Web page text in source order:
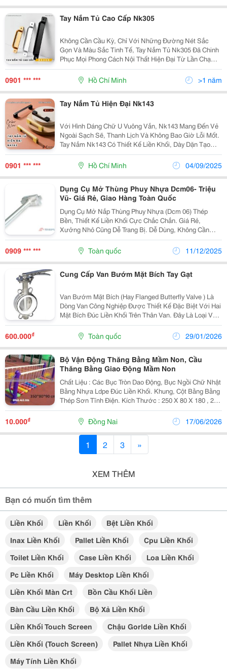
Tay Nắm Tủ Cao Cấp Nk305
Không Cần Cầu Kỳ, Chỉ Với Những Đường Nét Sắc
Gọn Và Màu Sắc Tinh Tế, Tay Nắm Tủ Nk305 Đã Chinh
Phục Mọi Phong Cách Nội Thất Hiện Đại Từ Lần Chạm
Đầu Tiên. Thiết Kế Dạng Thanh Liền Khối Với Các Góc
Bo Mềm Mại, Mang Đến Cảm Giác Cầm Nắm Chắc
0901 *** *** Hồ Chí Minh >1 năm
Tay Nắm Tủ Hiện Đại Nk143
Với Hình Dáng Chữ U Vuông Vắn, Nk143 Mang Đến Vẻ
Ngoài Sạch Sẽ, Thanh Lịch Và Không Bao Giờ Lỗi Mốt.
Tay Nắm Nk143 Có Thiết Kế Liền Khối, Dày Dặn Tạo
Cảm Giác Vững Chãi Và Độ Bền Cao Khi Sử Dụng Lâu
Dài. Đây Là Sự Lựa Chọn Hoàn Hảo Cho Nh
0901 *** *** Hồ Chí Minh 04/09/2025
Dụng Cụ Mở Thùng Phuy Nhựa Dcm06- Triệu
Vũ- Giá Rẻ, Giao Hàng Toàn Quốc
Dụng Cụ Mở Nắp Thùng Phuy Nhựa (Dcm 06) Thép
Bền, Thiết Kế Liền Khối Cực Chắc Chắn. Giá Rẻ,
Xưởng Nhỏ Cũng Dễ Trang Bị. Dễ Dùng, Không Cần
Hướng Dẫn. Liên Hệ 0909 678 754 Để Được Tư Vấn Và
Báo Giá Nhanh Chóng
0909 *** *** Toàn quốc 11/12/2025
Cung Cấp Van Bướm Mặt Bích Tay Gạt
Van Bướm Mặt Bích (Hay Flanged Butterfly Valve ) Là
Dòng Van Công Nghiệp Được Thiết Kế Đặc Biệt Với Hai
Mặt Bích Đúc Liền Khối Trên Thân Van. Đây Là Loại Van
Cung Cấp Kết Nối Chắc Chắn, An Toàn Và Có Độ Kín
Tuyệt Đối Nhất, Lý Tưởng Cho Các Đường Ống...
600.000₫ Toàn quốc 29/01/2026
Bộ Vận Động Thăng Bằng Mầm Non, Cầu
Thăng Bằng Giao Động Mầm Non
Chất Liệu : Các Bục Tròn Dao Động, Bục Ngồi Chữ Nhật
Bằng Nhựa Ldpe Đúc Liền Khối. Khung, Cột Bằng Bằng
Thép Sơn Tĩnh Điện. Kích Thước : 250 X 80 X 180 , 220
X 220 X 200 Sản Phẩm Đặt Hàng Từ 3 - 5 Ngày. Giáo
Dục Sớm Cho Bé Cảm Giác Và...
10.000₫ Đồng Nai 17/06/2026
1 2 3 »
XEM THÊM
Bạn có muốn tìm thêm
Liền Khối Liền Khối
Bệt Liền Khối
Inax Liền Khối
Pallet Liền Khối
Cpu Liền Khối
Toilet Liền Khối
Case Liền Khối
Loa Liền Khối
Pc Liền Khối
Máy Desktop Liền Khối
Liền Khối Màn Crt
Bồn Cầu Khối Liền
Bàn Cầu Liền Khối
Bộ Xả Liền Khối
Liền Khối Touch Screen
Chậu Gorlde Liền Khối
Liền Khối (touch Screen)
Pallet Nhựa Liền Khối
Máy Tính Liền Khối